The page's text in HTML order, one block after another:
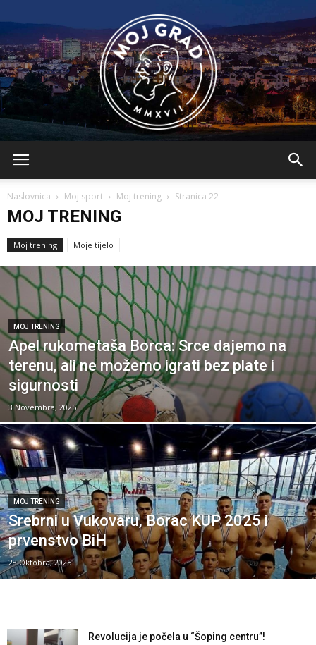
Naslovnica Moj sport Moj trening Stranica 22
MOJ TRENING
Moj trening Moje tijelo
MOJ TRENING
Apel rukometaša Borca: Srce dajemo na
terenu, ali ne možemo igrati bez plate i
sigurnosti
3 Novembra, 2025
MOJ TRENING
Srebrni u Vukovaru, Borac KUP 2025 i
prvenstvo BiH
28 Oktobra, 2025
Revolucija je počela u “Šoping centru”!